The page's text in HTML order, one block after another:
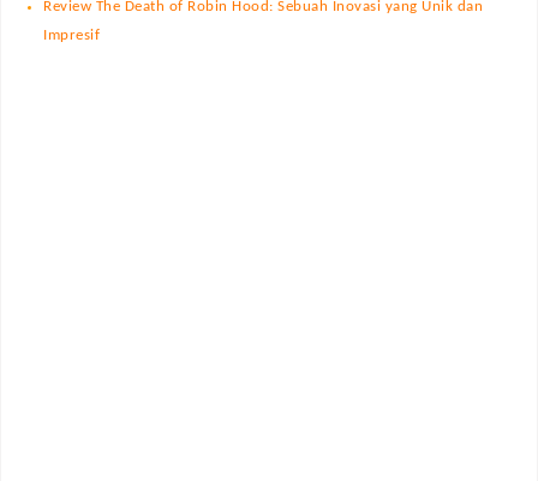
Review The Death of Robin Hood: Sebuah Inovasi yang Unik dan
Impresif